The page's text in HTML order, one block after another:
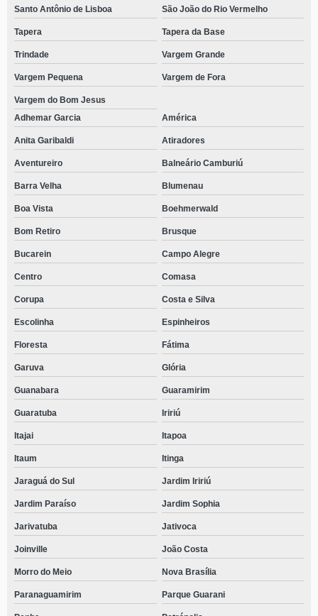
Santo Antônio de Lisboa São João do Rio Vermelho
Tapera Tapera da Base
Trindade Vargem Grande
Vargem Pequena Vargem de Fora
Vargem do Bom Jesus
Adhemar Garcia
América
Anita Garibaldi Atiradores
Aventureiro Balneário Camburiú
Barra Velha Blumenau
Boa Vista Boehmerwald
Bom Retiro Brusque
Bucarein Campo Alegre
Centro Comasa
Corupa Costa e Silva
Escolinha Espinheiros
Floresta Fátima
Garuva Glória
Guanabara Guaramirim
Guaratuba Iririú
Itajai Itapoa
Itaum Itinga
Jaraguá do Sul Jardim Iririú
Jardim Paraíso Jardim Sophia
Jarivatuba Jativoca
Joinville João Costa
Morro do Meio Nova Brasília
Paranaguamirim Parque Guarani